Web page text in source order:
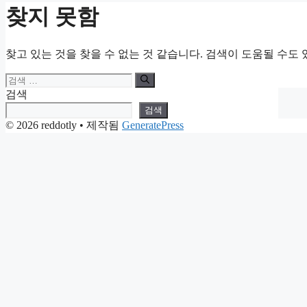
찾지 못함
찾고 있는 것을 찾을 수 없는 것 같습니다. 검색이 도움될 수도
검
색:
검색
검색
© 2026 reddotly • 제작됨 GeneratePress